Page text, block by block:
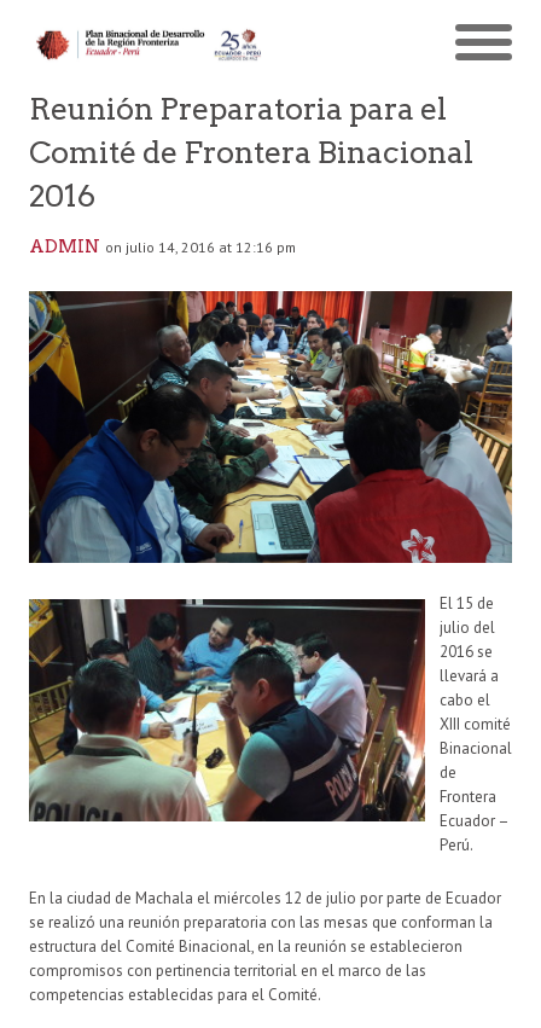
Reunión Preparatoria para el
Comité de Frontera Binacional
2016
ADMIN on julio 14, 2016 at 12:16 pm
El 15 de
julio del
2016 se
llevará a
cabo el
XIII comité
Binacional
de
Frontera
Ecuador –
Perú.
En la ciudad de Machala el miércoles 12 de julio por parte de Ecuador
se realizó una reunión preparatoria con las mesas que conforman la
estructura del Comité Binacional, en la reunión se establecieron
compromisos con pertinencia territorial en el marco de las
competencias establecidas para el Comité.